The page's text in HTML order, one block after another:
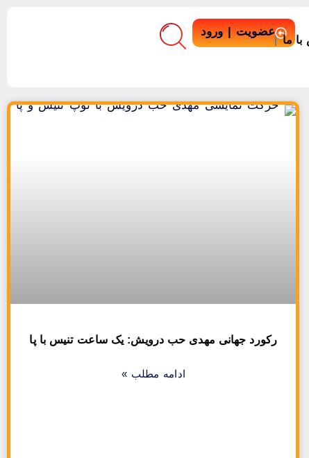
ما
عضویت | ورود
رکورد جهانی مهدی حب درویش: یک ساعت تنیس با پا
ادامه مطلب »